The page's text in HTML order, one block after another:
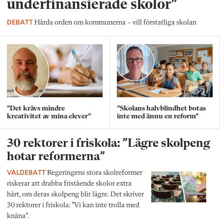
underfinansierade skolor”
DEBATT Hårda orden om kommunerna – vill förstatliga skolan
”Det krävs mindre
kreativitet av mina elever”
”Skolans halvblindhet botas
inte med ännu en reform”
30 rektorer i friskola: ”Lägre skolpeng
hotar reformerna”
VALDEBATT Regeringens stora skolreformer
riskerar att drabba fristående skolor extra
hårt, om deras skolpeng blir lägre. Det skriver
30 rektorer i friskola: ”Vi kan inte trolla med
knäna”.